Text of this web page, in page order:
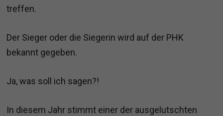
treffen.
Der Sieger oder die Siegerin wird auf der PHK
bekannt gegeben.
Ja, was soll ich sagen?!
In diesem Jahr stimmt einer der ausgelutschten